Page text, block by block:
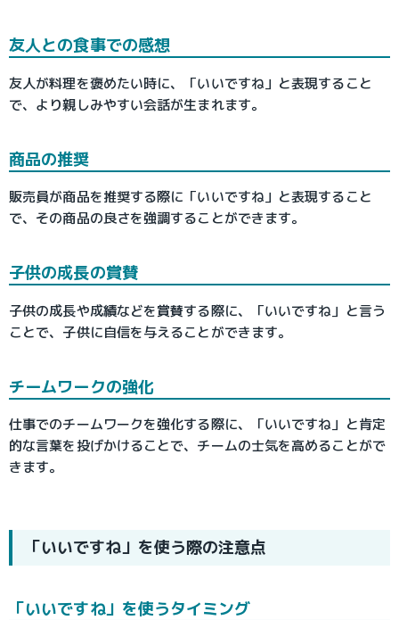
友人との食事での感想
友人が料理を褒めたい時に、「いいですね」と表現すること
で、より親しみやすい会話が生まれます。
商品の推奨
販売員が商品を推奨する際に「いいですね」と表現すること
で、その商品の良さを強調することができます。
子供の成長の賞賛
子供の成長や成績などを賞賛する際に、「いいですね」と言う
ことで、子供に自信を与えることができます。
チームワークの強化
仕事でのチームワークを強化する際に、「いいですね」と肯定
的な言葉を投げかけることで、チームの士気を高めることがで
きます。
「いいですね」を使う際の注意点
「いいですね」を使うタイミング